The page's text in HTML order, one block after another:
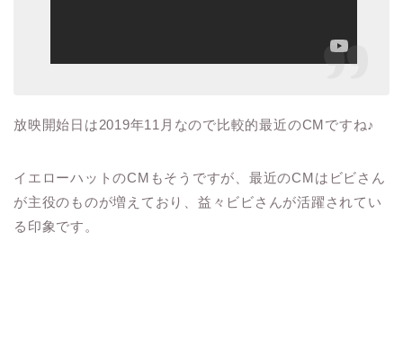
放映開始日は2019年11 月なので比較的最近のCMですね♪
イエローハットのCM もそうですが、最近のCMはビビさん
が主役のものが増えており、益々ビビさんが活躍されてい
る印象です。